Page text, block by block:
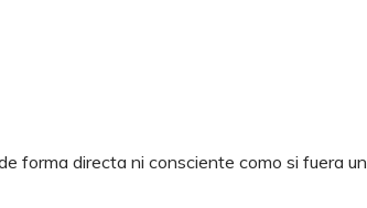
forma directa ni consciente como si fuera un